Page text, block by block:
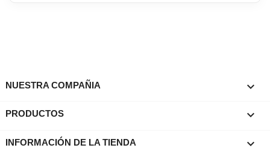
NUESTRA COMPAÑIA 
PRODUCTOS 
INFORMACIÓN DE LA TIENDA keyboard_arrow_down